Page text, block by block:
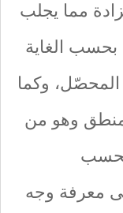
مما يجلب
الغاية
المحصّل، وكما
وهو من
بحسب
معرفة وجه